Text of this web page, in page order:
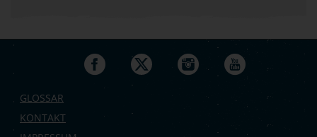
GLOSSAR
KONTAKT